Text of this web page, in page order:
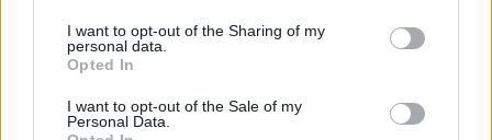
not limited to your visit or usage behaviour. You may click to
grant or deny consent to Google and its third-party tags to
use your data for below specified purposes in below Google
consent section.
I want to opt-out of the Sharing of my
personal data.
Opted In
I want to opt-out of the Sale of my
Personal Data.